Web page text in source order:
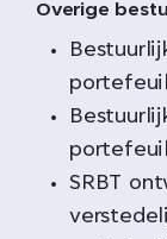
Overige
SRBT